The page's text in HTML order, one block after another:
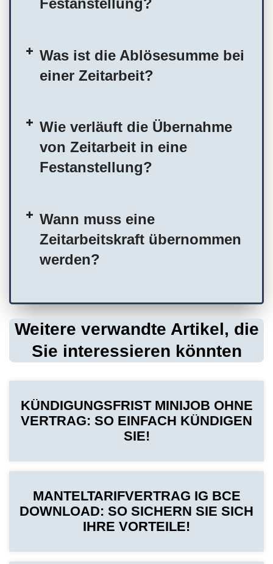
Festanstellung?
Was ist die Ablösesumme bei
einer Zeitarbeit?
Wie verläuft die Übernahme
von Zeitarbeit in eine
Festanstellung?
Wann muss eine
Zeitarbeitskraft übernommen
werden?
Weitere verwandte Artikel, die
Sie interessieren könnten
KÜNDIGUNGSFRIST MINIJOB OHNE
VERTRAG: SO EINFACH KÜNDIGEN
SIE!
MANTELTARIFVERTRAG IG BCE
DOWNLOAD: SO SICHERN SIE SICH
IHRE VORTEILE!